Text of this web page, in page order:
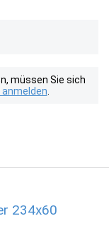
müssen Sie sich
234x60